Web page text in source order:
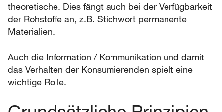
theoretische. Dies fängt auch bei der Verfügbarkeit
der Rohstoffe an, z.B. Stichwort permanente
Materialien.
Auch die Information / Kommunikation und damit
das Verhalten der Konsumierenden spielt eine
wichtige Rolle.